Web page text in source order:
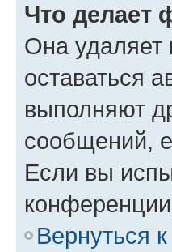
Что делает
Она удаляет
оставаться
выполняют
сообщений,
Если вы
Вернуться